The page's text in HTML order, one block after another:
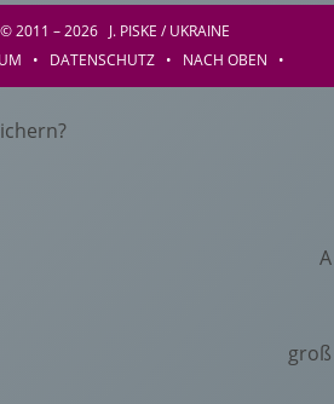
– 2026 J. PISKE / UKRAINE
• DATENSCHUTZ• NACH OBEN •
A
groß